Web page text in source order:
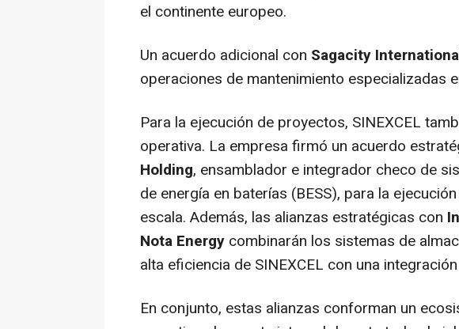
el continente europeo.
Un acuerdo adicional con Sagacity
operaciones de mantenimiento especializadas
Para la ejecución de proyectos, SINEXCEL
operativa. La empresa firmó un acuerdo
Holding, ensamblador e integrador checo de
de energía en baterías (BESS), para la
escala. Además, las alianzas estratégicas con
Nota Energy combinarán los sistemas de
alta eficiencia de SINEXCEL con una
En conjunto, estas alianzas conforman un